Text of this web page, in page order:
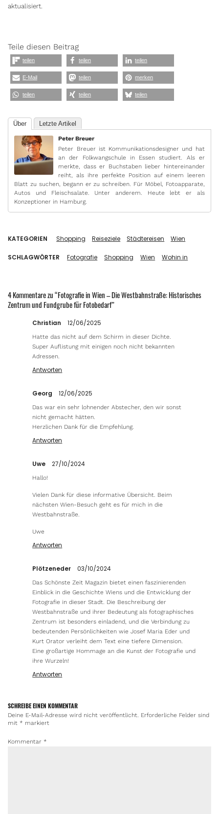
aktualisiert.
Teile diesen Beitrag
teilen teilen teilen
E-Mail teilen merken
teilen teilen teilen
Über Letzte Artikel
Peter Breuer
Peter Breuer ist Kommunikationsdesigner und hat
an der Folkwangschule in Essen studiert. Als er
merkte, dass er Buchstaben lieber hintereinander
reiht, als ihre perfekte Position auf einem leeren
Blatt zu suchen, begann er zu schreiben. Für Möbel, Fotoapparate,
Autos und Fleischsalate. Unter anderem. Heute lebt er als
Konzeptioner in Hamburg.
KATEGORIEN Shopping Reiseziele Städtereisen Wien
SCHLAGWÖRTER Fotografie Shopping Wien Wohin in
4 Kommentare zu “Fotografie in Wien – Die Westbahnstraße: Historisches
Zentrum und Fundgrube für Fotobedarf”
Christian 12/06/2025
Hatte das nicht auf dem Schirm in dieser Dichte.
Super Auflistung mit einigen noch nicht bekannten
Adressen.
Antworten
Georg 12/06/2025
Das war ein sehr lohnender Abstecher, den wir sonst
nicht gemacht hätten.
Herzlichen Dank für die Empfehlung.
Antworten
Uwe 27/10/2024
Hallo!
Vielen Dank für diese informative Übersicht. Beim
nächsten Wien-Besuch geht es für mich in die
Westbahnstraße.
Uwe
Antworten
Plötzeneder 03/10/2024
Das Schönste Zeit Magazin bietet einen faszinierenden
Einblick in die Geschichte Wiens und die Entwicklung der
Fotografie in dieser Stadt. Die Beschreibung der
Westbahnstraße und ihrer Bedeutung als fotographisches
Zentrum ist besonders einladend, und die Verbindung zu
bedeutenden Persönlichkeiten wie Josef Maria Eder und
Kurt Orator verleiht dem Text eine tiefere Dimension.
Eine großartige Hommage an die Kunst der Fotografie und
ihre Wurzeln!
Antworten
SCHREIBE EINEN KOMMENTAR
Deine E-Mail-Adresse wird nicht veröffentlicht. Erforderliche Felder sind
mit* markiert
Kommentar*